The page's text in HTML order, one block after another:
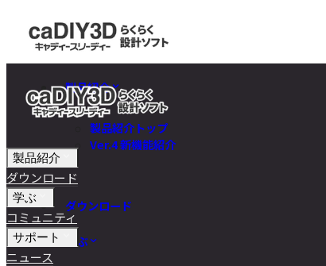
製品紹介
製品紹介トップ
Ver.4 新機能紹介
ダウンロード
学ぶ
製品紹介
ダウンロード
学ぶ
コミュニティ
サポート
ニュース